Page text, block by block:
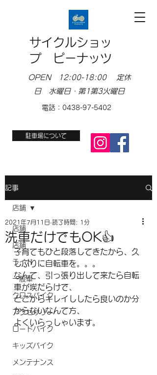
サイクルショッ
プ ピーナッツ
OPEN 12:00-18:00 定休
日 水曜日・第1第3火曜日
電話：0438-97-5402
駐車場について
記事
店舗
店舗
ライド
一般車
クロスバイク
アクセサリー
ロードバイク
キッズバイク
メンテナンス
店舗
洗車だけでもOK👍
2021年7月11日 読了時間: 1分
子育てもひと段落してきたから、久
しぶりに自転車を。。。
なんて、引っ張り出して来たら自転
車が埃だらけで、
どこからキレイししたら良いのか分
からないなんて方、
よくいらっしゃいます。